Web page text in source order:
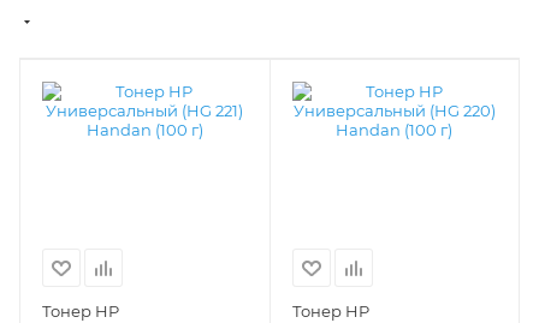
Тонер HP
Тонер HP